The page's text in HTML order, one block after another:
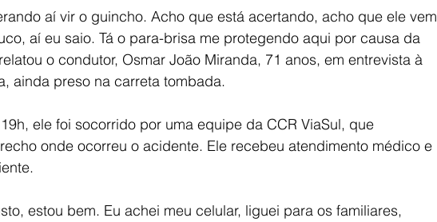
aí vir o guincho. Acho que está acertando, acho que ele vem
aí eu saio. Tá o para-brisa me protegendo aqui por causa da
o condutor, Osmar João Miranda, 71 anos, em entrevista à
ainda preso na carreta tombada.
ele foi socorrido por uma equipe da CCR ViaSul, que
onde ocorreu o acidente. Ele recebeu atendimento médico e
estou bem. Eu achei meu celular, liguei para os familiares,